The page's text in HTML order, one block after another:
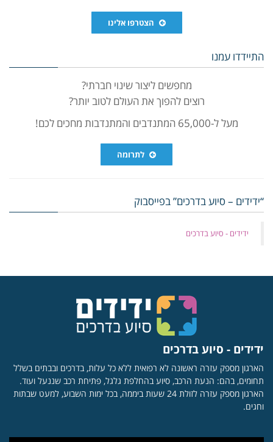
הצטרפו אלינו
התיידדו עמנו
מחפשים ליצור שינוי חברתי?
רוצים להפוך את העולם לטוב יותר?
מעל ל-65,000 המתנדבים והמתנדבות מחכים לכם!
לתרומה
“ידידים – סיוע בדרכים” בפייסבוק
‏ידידים - סיוע בדרכים
ידידים - סיוע בדרכים
הארגון מספק עזרה ראשונה לא רפואית ללא כל עלות, בדרכים ובבתים בשלל
תחומים, בהם: הנעת הרכב, סיוע בהחלפת גלגל, פתיחת רכב שננעל ועוד.
הארגון מספק עזרה לזולת 24 שעות ביממה, בכל ימות השבוע, למעט שבתות
וחגים.